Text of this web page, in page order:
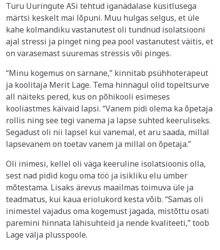
Turu Uuringute ASi tehtud iganädalase küsitlusega
märtsi keskelt mai lõpuni. Muu hulgas selgus, et üle
kahe kolmandiku vastanutest oli tundnud isolatsiooni
ajal stressi ja pinget ning pea pool vastanutest väitis, et
on varasemast suuremas stressis või pinges.
“Minu kogemus on sarnane,” kinnitab psühhoterapeut
ja koolitaja Merit Lage. Tema hinnagul olid topeltsurve
all näiteks pered, kus on põhikooli esimeses
kooliastmes käivaid lapsi. “Vanem pidi olema ka õpetaja
rollis ning see tegi vanema ja lapse suhted keeruliseks.
Segadust oli nii lapsel kui vanemal, et aru saada, millal
lapsevanem on toetav vanem ja millal on õpetaja.”
Oli inimesi, kellel oli väga keeruline isolatsioonis olla,
sest nad pidid kogu oma töö ja isikliku elu ümber
mõtestama. Lisaks ärevus maailmas toimuva üle ja
teadmatus, kui kaua eriolukord kesta võib. “Samas oli
inimestel vajadus oma kogemust jagada, mistõttu osati
paremini hinnata lähisuhteid ja nende kvaliteeti,” toob
Lage välja plusspoole.